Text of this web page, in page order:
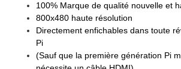
100% Marque de qualité nouvelle et
800x480 haute résolution
Directement enfichables dans toute
Pi
(Sauf que la première génération Pi